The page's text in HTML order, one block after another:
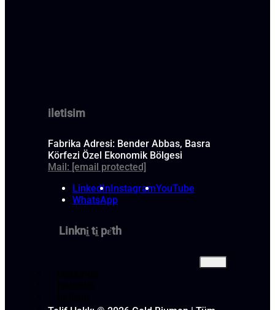
iletisim
Fabrika Adresi: Bender Abbas, Basra
Körfezi Özel Ekonomik Bölgesi
Mail: [email protected]
LinkedInInstagramYouTube
WhatsApp
Linkni̱ ti̱ pɛ̈th